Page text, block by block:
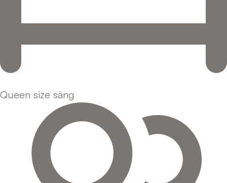
Queen size säng